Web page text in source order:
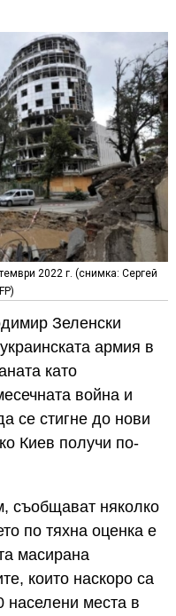
2022 г. (снимка: Сергей
Зеленски
армия в
като
война и
се стигне до нови
Киев получи по-
съобщават няколко
по тяхна оценка е
масирана
които наскоро са
населени места в